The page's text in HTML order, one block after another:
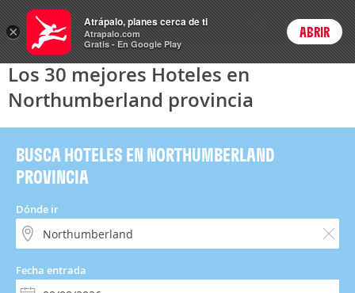
Hoteles Login
Los 30 mejores Hoteles en
Northumberland provincia
BUSCA HOTELES EN NORTHUMBERLAND
PROVINCIA
Dónde ir
Fecha entrada
×
Atrápalo, planes cerca de ti
Atrapalo.com
Gratis - En Google Play
ABRIR